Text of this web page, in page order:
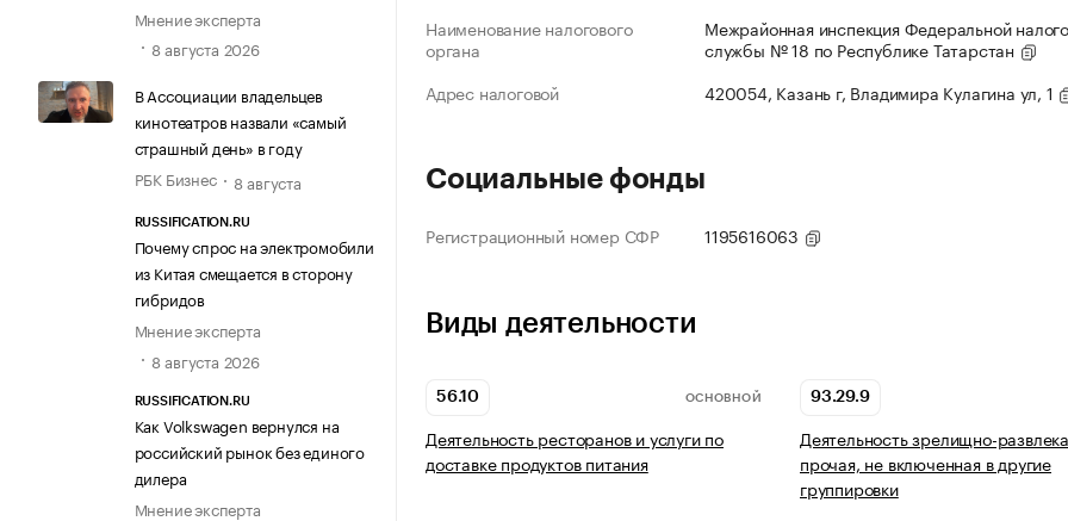
Мнение эксперта
8 августа 2026
В Ассоциации владельцев
кинотеатров назвали «самый
страшный день» в году
РБК Бизнес
8 августа
RUSSIFICATION.RU
Почему спрос на электромобили
из Китая смещается в сторону
гибридов
Мнение эксперта
8 августа 2026
RUSSIFICATION.RU
Как Volkswagen вернулся на
российский рынок без единого
дилера
Мнение эксперта
Наименование налогового
органа
Межрайонная инспекция Федеральной
службы № 18 по Республике Татарстан
Адрес налоговой
420054, Казань г, Владимира Кулагина ул, 1
Социальные фонды
Регистрационный номер СФР 1195616063
Виды деятельности
56.10 ОСНОВНОЙ
Деятельность ресторанов и услуги по
доставке продуктов питания
93.29.9
Деятельность зрелищно-
прочая, не включенная в другие
группировки